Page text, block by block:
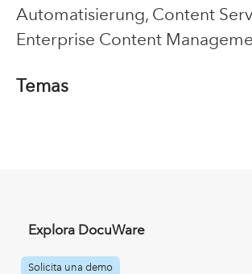
Automatisierung, Content
Enterprise Content
Temas
Explora DocuWare
Solicita una demo